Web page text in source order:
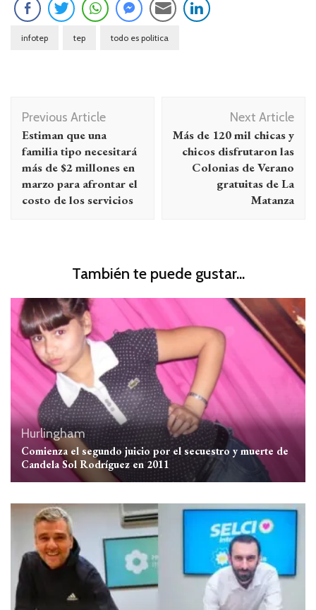
infotep tep todo es politica
Navegación
de
entradas
Previous Article
Estiman que una
familia tipo necesitará
más de $2 millones en
marzo para afrontar el
costo de los servicios
Next Article
Más de 120 mil chicas y
chicos disfrutaron las
Colonias de Verano
gratuitas de La
Matanza
También te puede gustar...
Hurlingham
Comienza el segundo juicio por el secuestro y muerte de
Candela Sol Rodríguez en 2011